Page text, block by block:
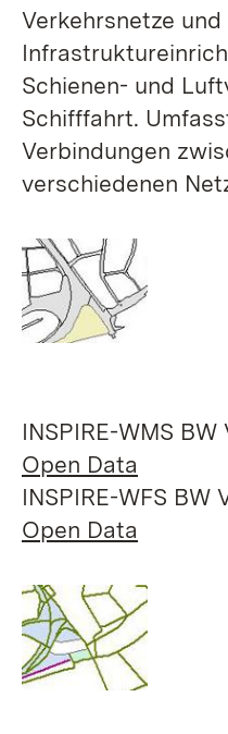
Verkehrsnetze
Schienen- und
Schifffahrt.
Verbindungen
verschiedenen
INSPIRE-WMS
Open Data
INSPIRE-WFS BW
Open Data